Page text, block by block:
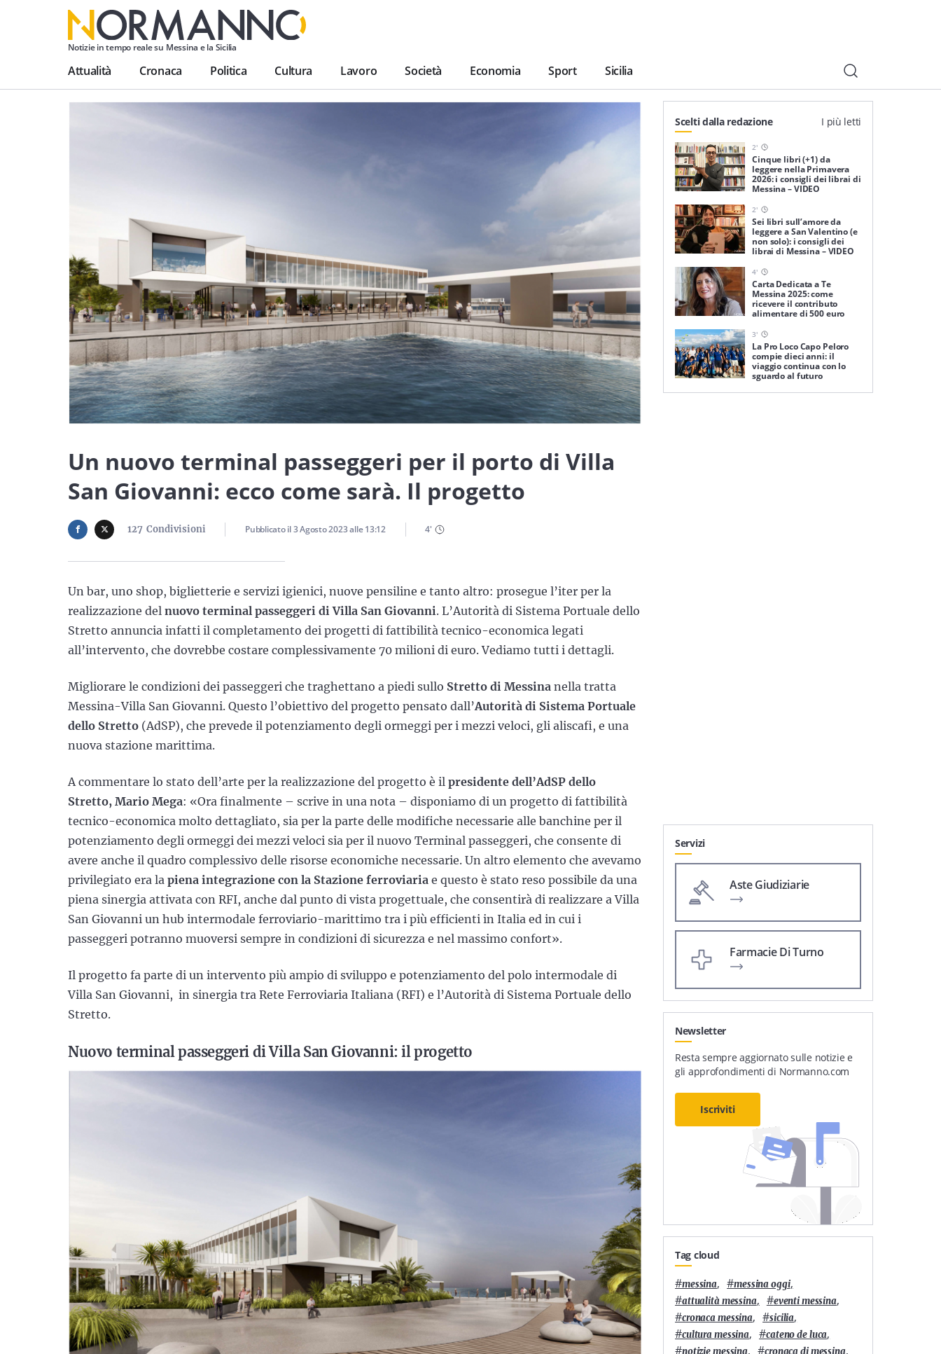
Notizie in tempo reale su Messina e la Sicilia
Attualità Cronaca Politica Cultura Lavoro Società Economia Sport Sicilia
Un nuovo terminal passeggeri per il porto di Villa
San Giovanni: ecco come sarà. Il progetto
127 Condivisioni Pubblicato il3 Agosto 2023alle13:12 4'
Un bar, uno shop, biglietterie e servizi igienici, nuove pensiline e tanto altro: prosegue l’iter per la
realizzazione del nuovo terminal passeggeri di Villa San Giovanni. L’Autorità di Sistema Portuale dello
Stretto annuncia infatti il completamento dei progetti di fattibilità tecnico-economica legati
all’intervento, che dovrebbe costare complessivamente 70 milioni di euro. Vediamo tutti i dettagli.
Migliorare le condizioni dei passeggeri che traghettano a piedi sullo Stretto di Messina nella tratta
Messina-Villa San Giovanni. Questo l’obiettivo del progetto pensato dall’Autorità di Sistema Portuale
dello Stretto (AdSP), che prevede il potenziamento degli ormeggi per i mezzi veloci, gli aliscafi, e una
nuova stazione marittima.
A commentare lo stato dell’arte per la realizzazione del progetto è il presidente dell’AdSP dello
Stretto, Mario Mega: «Ora finalmente – scrive in una nota – disponiamo di un progetto di fattibilità
tecnico-economica molto dettagliato, sia per la parte delle modifiche necessarie alle banchine per il
potenziamento degli ormeggi dei mezzi veloci sia per il nuovo Terminal passeggeri, che consente di
avere anche il quadro complessivo delle risorse economiche necessarie. Un altro elemento che avevamo
privilegiato era la piena integrazione con la Stazione ferroviaria e questo è stato reso possibile da una
piena sinergia attivata con RFI, anche dal punto di vista progettuale, che consentirà di realizzare a Villa
San Giovanni un hub intermodale ferroviario-marittimo tra i più efficienti in Italia ed in cui i
passeggeri potranno muoversi sempre in condizioni di sicurezza e nel massimo confort».
Il progetto fa parte di un intervento più ampio di sviluppo e potenziamento del polo intermodale di
Villa San Giovanni, in sinergia tra Rete Ferroviaria Italiana (RFI) e l’Autorità di Sistema Portuale dello
Stretto.
Nuovo terminal passeggeri di Villa San Giovanni: il progetto
Scelti dalla redazione I più letti
2'
Cinque libri (+1) da
leggere nella Primavera
2026: i consigli dei librai di
Messina – VIDEO
2'
Sei libri sull’amore da
leggere a San Valentino (e
non solo): i consigli dei
librai di Messina – VIDEO
4'
Carta Dedicata a Te
Messina 2025: come
ricevere il contributo
alimentare di 500 euro
3'
La Pro Loco Capo Peloro
compie dieci anni: il
viaggio continua con lo
sguardo al futuro
Servizi
Aste Giudiziarie
Farmacie Di Turno
Newsletter
Resta sempre aggiornato sulle notizie e
gli approfondimenti di Normanno.com
Iscriviti
Tag cloud
#messina, #messina oggi,
#attualità messina, #eventi messina,
#cronaca messina, #sicilia,
#cultura messina, #cateno de luca,
#notizie messina, #cronaca di messina,